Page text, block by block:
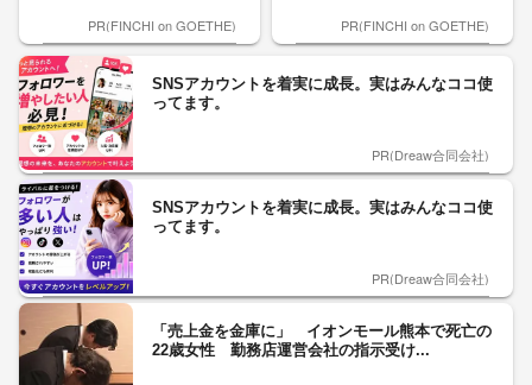
PR(FINCHI on GOETHE) PR(FINCHI on GOETHE)
SNSアカウントを着実に成長。実はみんなココ使
ってます。
PR(Dreaw合同会社)
SNSアカウントを着実に成長。実はみんなココ使
ってます。
PR(Dreaw合同会社)
「売上金を金庫に」 イオンモール熊本で死亡の
22歳女性 勤務店運営会社の指示受け...